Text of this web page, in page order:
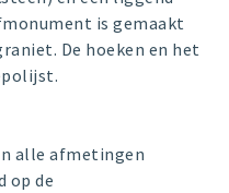
is gemaakt
De hoeken en het
alle afmetingen
op de